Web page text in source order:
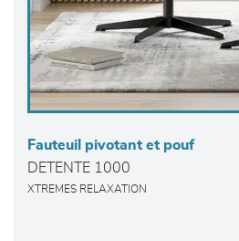
Fauteuil pivotant et pouf
DETENTE 1000
XTREMES RELAXATION